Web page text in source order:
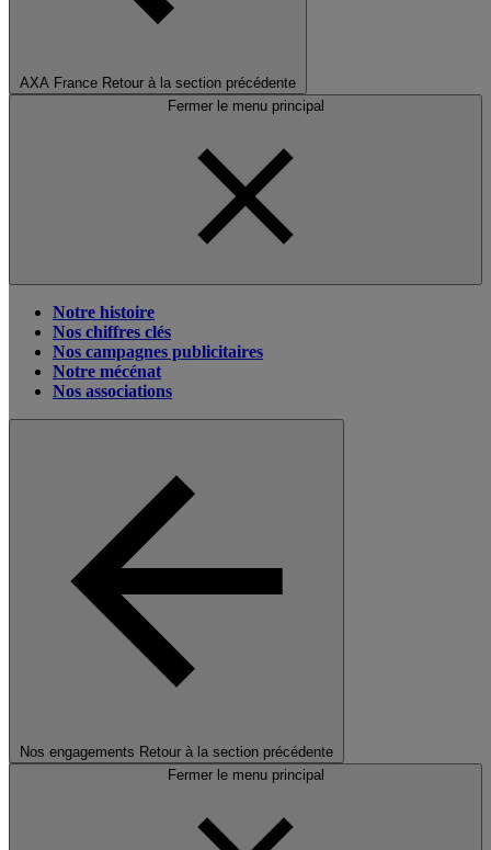
AXA France Retour à la section précédente
Fermer le menu principal
Notre histoire
Nos chiffres clés
Nos campagnes publicitaires
Notre mécénat
Nos associations
Nos engagements Retour à la section précédente
Fermer le menu principal